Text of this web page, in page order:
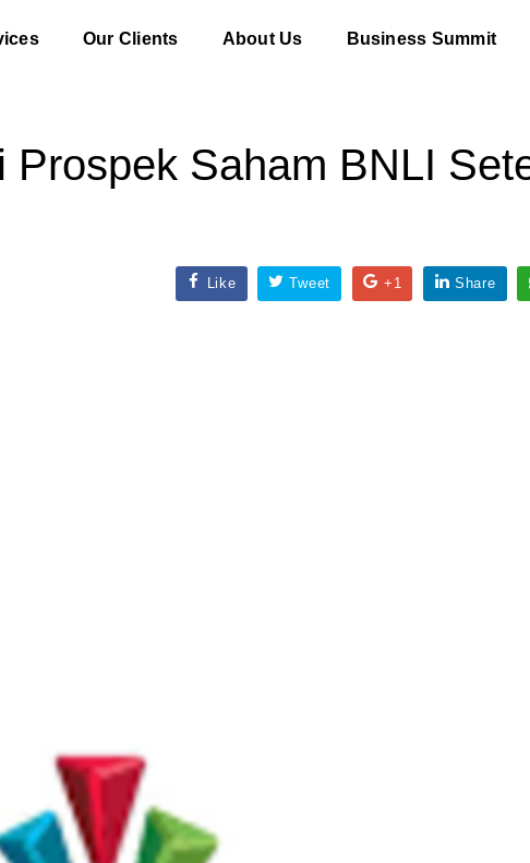
Our Clients About Us Business Summit
Prospek Saham BNLI
Like Tweet +1 Share